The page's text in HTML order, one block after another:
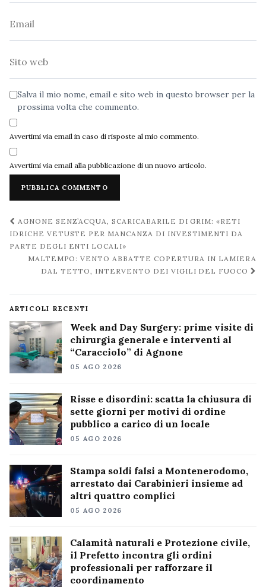
Salva il mio nome, email e sito web in questo browser per la
prossima volta che commento.
Avvertimi via email in caso di risposte al mio commento.
Avvertimi via email alla pubblicazione di un nuovo articolo.
Navigazione
post
AGNONE SENZ’ACQUA, SCARICABARILE DI GRIM: «RETI
IDRICHE VETUSTE PER MANCANZA DI INVESTIMENTI DA
PARTE DEGLI ENTI LOCALI»
MALTEMPO: VENTO ABBATTE COPERTURA IN LAMIERA
DAL TETTO, INTERVENTO DEI VIGILI DEL FUOCO
ARTICOLI RECENTI
Week and Day Surgery: prime visite di
chirurgia generale e interventi al
“Caracciolo” di Agnone
05 AGO 2026
Risse e disordini: scatta la chiusura di
sette giorni per motivi di ordine
pubblico a carico di un locale
05 AGO 2026
Stampa soldi falsi a Montenerodomo,
arrestato dai Carabinieri insieme ad
altri quattro complici
05 AGO 2026
Calamità naturali e Protezione civile,
il Prefetto incontra gli ordini
professionali per rafforzare il
coordinamento